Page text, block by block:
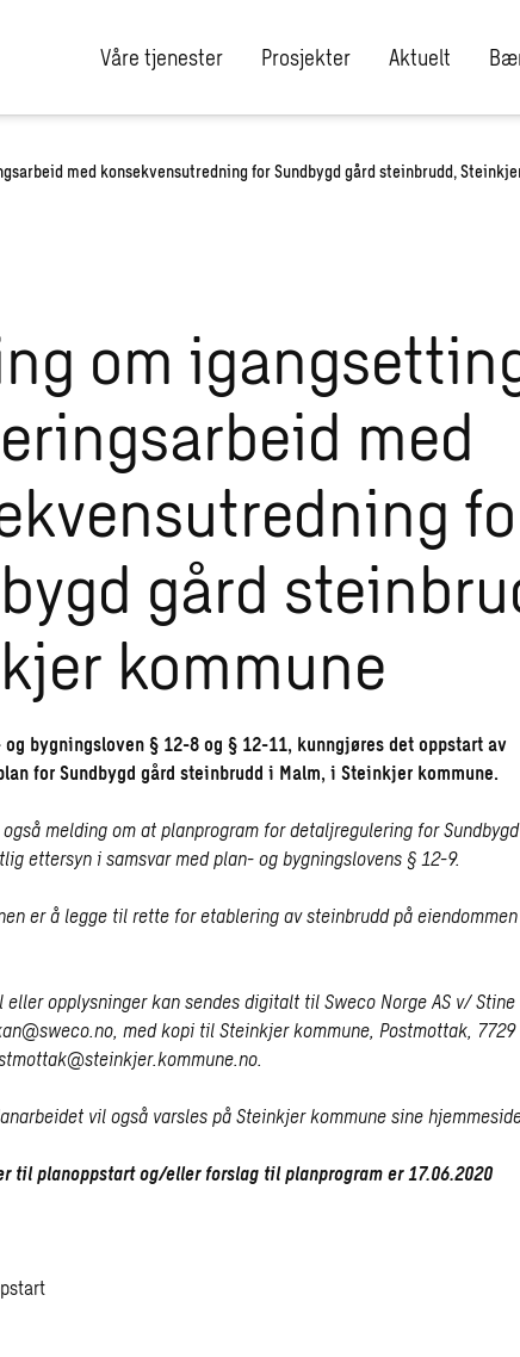
Våre tjenester Prosjekter Aktuelt
med konsekvensutredning for Sundbygd gård steinbrudd,
om
med
gård
kommune
bygningsloven § 12-8 og § 12-11, kunngjøres det oppstart av
for Sundbygd gård steinbrudd i Malm, i Steinkjer kommune.
melding om at planprogram for detaljregulering for
ettersyn i samsvar med plan- og bygningslovens § 12-9.
er å legge til rette for etablering av steinbrudd på
eller opplysninger kan sendes digitalt til Sweco Norge AS v/
, med kopi til Steinkjer kommune, Postmottak,
.
vil også varsles på Steinkjer kommune sine
til planoppstart og/eller forslag til planprogram er 17.06.2020